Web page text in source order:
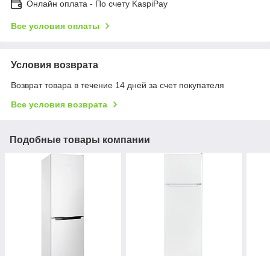
Онлайн оплата - По счету KaspiPay
Все условия оплаты
Условия возврата
Возврат товара в течение 14 дней за счет покупателя
Все условия возврата
Подобные товары компании